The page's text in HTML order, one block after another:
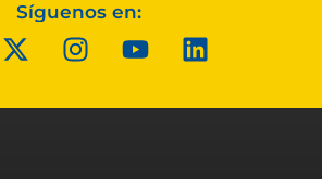
Síguenos en: